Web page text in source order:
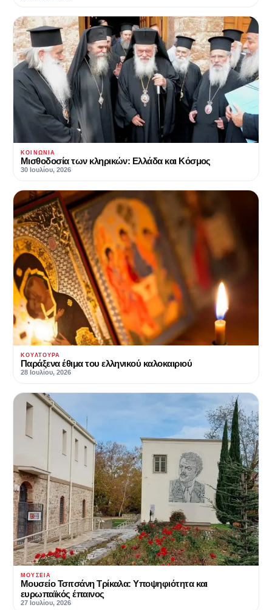
ΚΟΙΝΩΝΊΑ
Μισθοδοσία των κληρικών: Ελλάδα και Κόσμος
30 Ιουλίου, 2026
ΚΟΥΛΤΟΥΡΑ
Παράξενα έθιμα του ελληνικού καλοκαιριού
28 Ιουλίου, 2026
ΜΟΥΣΕΊΑ
Μουσείο Τσιτσάνη Τρίκαλα: Υποψηφιότητα και
ευρωπαϊκός έπαινος
27 Ιουλίου, 2026